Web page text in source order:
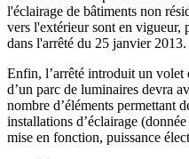
l'éclairage de bâtiments non
vers l'extérieur sont en vigueur,
dans l'arrêté du 25 janvier 2013.
Enfin, l’arrêté introduit un volet
d’un parc de luminaires devra
nombre d’éléments permettant
installations d’éclairage
mise en fonction, puissance